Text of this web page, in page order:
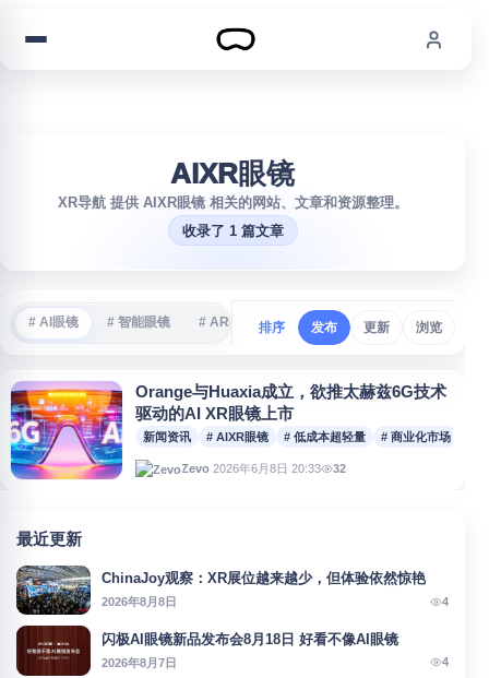
AIXR眼镜
XR导航 提供 AIXR眼镜 相关的网站、文章和资源整理。
收录了 1 篇文章
# AI眼镜 # 智能眼镜 # AR眼镜 # VR游戏 # 沉浸式体验
排序 发布 更新 浏览
Orange与Huaxia成立，欲推太赫兹6G技术
驱动的AI XR眼镜上市
新闻资讯 # AIXR眼镜 # 低成本超轻量 # 商业化市场
Zevo 2026年6月8日 20:33 32
最近更新
ChinaJoy观察：XR展位越来越少，但体验依然惊艳
2026年8月8日 4
闪极AI眼镜新品发布会8月18日 好看不像AI眼镜
2026年8月7日 4